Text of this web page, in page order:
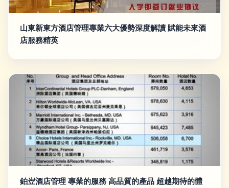
山東新東方酒店管理專業六大優勢深度解讀 賦能未來酒
店服務精英
鉑岦酒店管理 專業的服務 高品質的產品 超越期待的體